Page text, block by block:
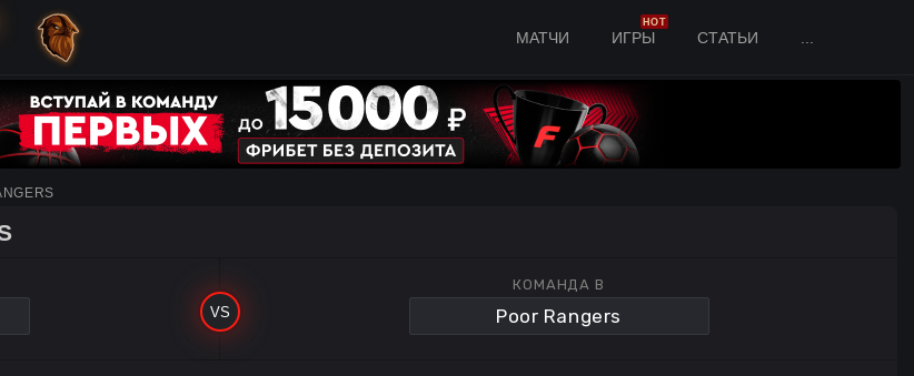
МАТЧИ ИГРЫ
HOT
СТАТЬИ
КОМАНДА B